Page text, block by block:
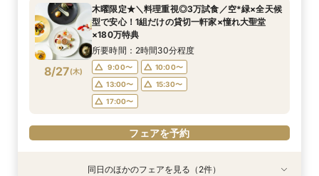
8/27(木)
木曜限定★＼料理重視◎3万試食／空*緑×全天候
型で安心！1組だけの貸切一軒家×憧れ大聖堂
×180万特典
所要時間：2時間30分程度
9:00〜
10:00〜
13:00〜
15:30〜
17:00〜
フェアを予約
特典あり
衣装試着 特典あり
同日のほかのフェアを見る（2件）